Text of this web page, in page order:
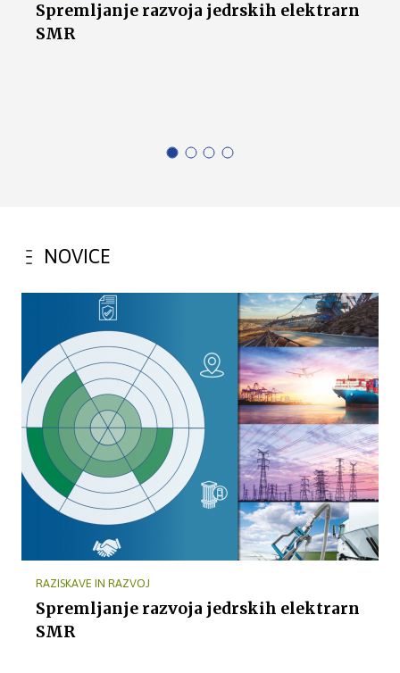
Spremljanje razvoja jedrskih elektrarn
SMR
NOVICE
RAZISKAVE IN RAZVOJ
Spremljanje razvoja jedrskih elektrarn
SMR